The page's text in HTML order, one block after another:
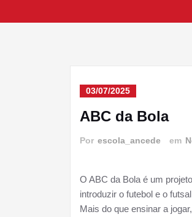
03/07/2025
ABC da Bola
Por escola_ancede em
O ABC da Bola é um
introduzir o futebol e o
Mais do que ensinar a